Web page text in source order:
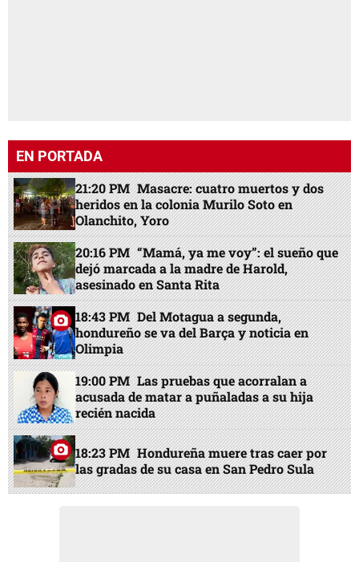
EN PORTADA
21:20 PM Masacre: cuatro muertos y dos
heridos en la colonia Murilo Soto en
Olanchito, Yoro
20:16 PM “Mamá, ya me voy”: el sueño que
dejó marcada a la madre de Harold,
asesinado en Santa Rita
18:43 PM Del Motagua a segunda,
hondureño se va del Barça y noticia en
Olimpia
19:00 PM Las pruebas que acorralan a
acusada de matar a puñaladas a su hija
recién nacida
18:23 PM Hondureña muere tras caer por
las gradas de su casa en San Pedro Sula